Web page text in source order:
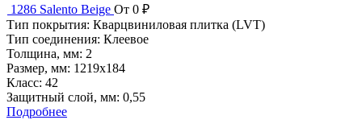
1286 Salento Beige От 0 ₽
Тип покрытия: Кварцвиниловая плитка (LVT)
Тип соединения: Клеевое
Толщина, мм: 2
Размер, мм: 1219x184
Класс: 42
Защитный слой, мм: 0,55
Подробнее